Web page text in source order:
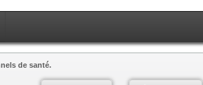
de santé.